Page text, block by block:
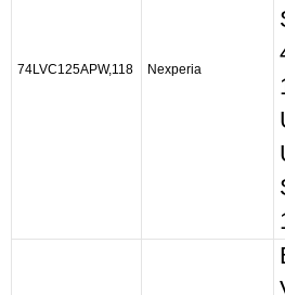
74LVC125APW,118 Nexperia